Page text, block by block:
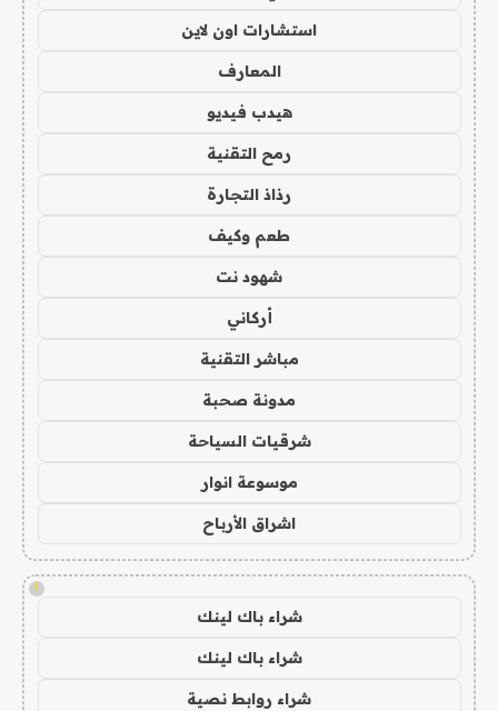
استشارات اون لاين
المعارف
هيدب فيديو
رمح التقنية
رذاذ التجارة
طعم وكيف
شهود نت
أركاني
مباشر التقنية
مدونة صحبة
شرقيات السياحة
موسوعة انوار
اشراق الأرباح
!
شراء باك لينك
شراء باك لينك
شراء روابط نصية